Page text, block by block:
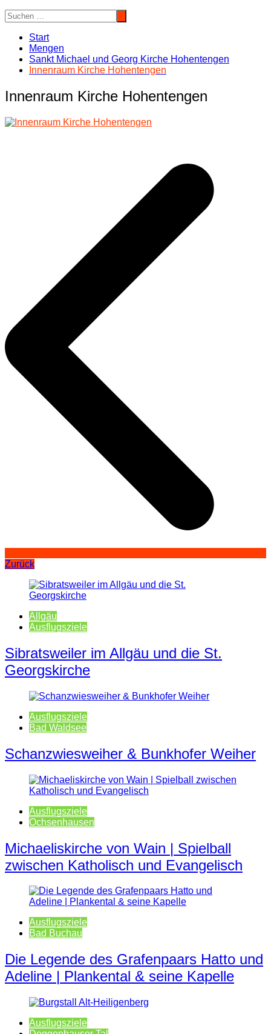
Start
Mengen
Sankt Michael und Georg Kirche Hohentengen
Innenraum Kirche Hohentengen
Innenraum Kirche Hohentengen
Zurück
Allgäu
Ausflugsziele
Sibratsweiler im Allgäu und die St.
Georgskirche
Ausflugsziele
Bad Waldsee
Schanzwiesweiher & Bunkhofer Weiher
Ausflugsziele
Ochsenhausen
Michaeliskirche von Wain | Spielball
zwischen Katholisch und Evangelisch
Ausflugsziele
Bad Buchau
Die Legende des Grafenpaars Hatto und
Adeline | Plankental & seine Kapelle
Ausflugsziele